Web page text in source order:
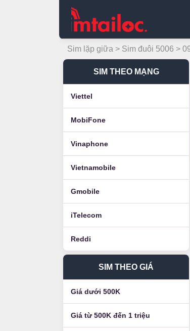
Sim lặp giữa > Sim đuôi 5006 >
SIM THEO MẠNG
Viettel
MobiFone
Vinaphone
Vietnamobile
Gmobile
iTelecom
Reddi
SIM THEO GIÁ
Giá dưới 500K
Giá từ 500K đến 1 triệu